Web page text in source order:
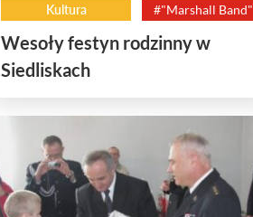
Kultura #"Marshall Band"
Wesoły festyn rodzinny w
Siedliskach